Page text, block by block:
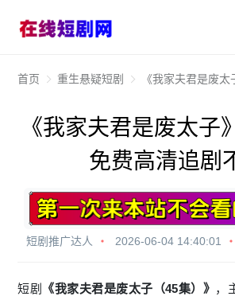
首页 重生悬疑短剧 《我家夫君是废太子》
《我家夫君是废太子
免费高清追剧
短剧推广达人 2026-06-04 14:40:01
短剧 《我家夫君是废太子（45集）》 ，